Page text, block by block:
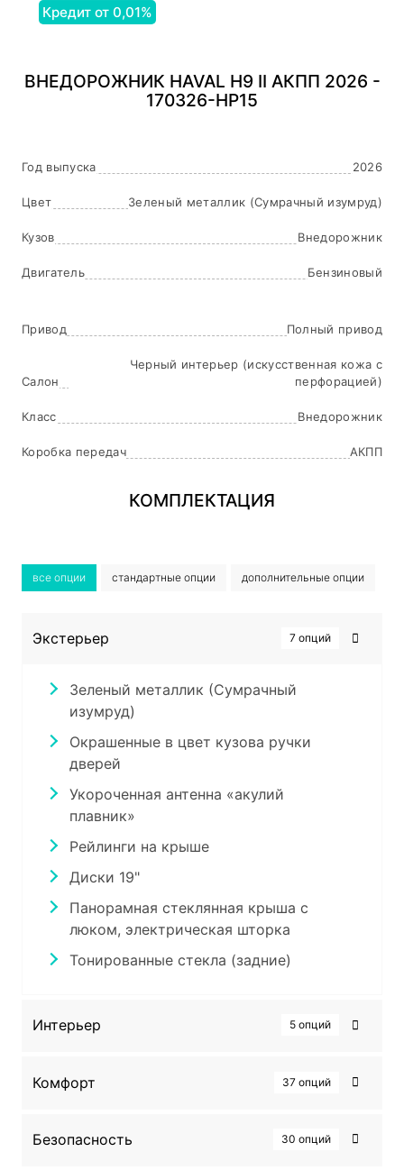
Кредит от 0,01%
ВНЕДОРОЖНИК HAVAL H9 II АКПП 2026 -
170326-HP15
Год выпуска 2026
Цвет Зеленый металлик (Сумрачный изумруд)
Кузов Внедорожник
Двигатель Бензиновый
Привод Полный привод
Салон
Черный интерьер (искусственная кожа с
перфорацией)
Класс Внедорожник
Коробка передач АКПП
КОМПЛЕКТАЦИЯ
все опции стандартные опции дополнительные опции
Экстерьер 7 опций
Зеленый металлик (Сумрачный
изумруд)
Окрашенные в цвет кузова ручки
дверей
Укороченная антенна «акулий
плавник»
Рейлинги на крыше
Диски 19"
Панорамная стеклянная крыша с
люком, электрическая шторка
Тонированные стекла (задние)
Интерьер 5 опций
Черный интерьер (искусственная
кожи
Комфорт 37 опций
Регулировка руля по высоте и вылету
Безопасность 30 опций